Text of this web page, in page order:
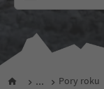
... Pory roku